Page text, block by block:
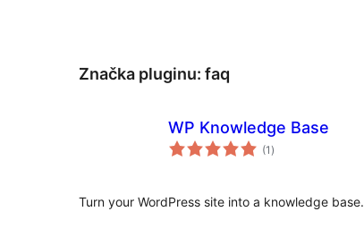
Značka pluginu: faq
WP Knowledge Base
(1 celkové
hodnotenie
)
Turn your WordPress site into a knowledge base.